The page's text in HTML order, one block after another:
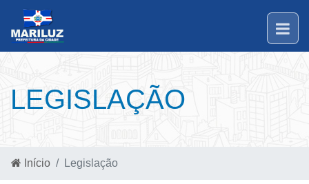
LEGISLAÇÃO
Início Legislação